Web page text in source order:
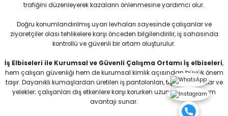
₺ 5.761
₺ 5.185
Trafik ve Reklam Konisi 50 cm Kauçuk Tabanlı MFK 3550
Yeni
Eksed
EKS-310 10 Metre Çelik Halatlı Geri Sarımlı Düşüş Durdurucu
₺ 9.769
₺ 13.626
EKS-312 12 Metre Çelik Halatlı Geri Sarımlı Düşüş Durdurucu
Naxoflex Tam Emniyetli Maket Bıçağı, otomatik geri çekilen emniyet
trafiğini düzenleyerek kazaların önlenmesine yardımcı olur.
Doğru konumlandırılmış uyarı levhaları sayesinde çalışanlar ve
ziyaretçiler olası tehlikelere karşı önceden bilgilendirilir, iş sahasında
kontrollü ve güvenli bir ortam oluşturulur.
İş Elbiseleri ile Kurumsal ve Güvenli Çalışma Ortamı İş elbiseleri,
hem çalışan güvenliği hem de kurumsal kimlik açısından büyük önem
taşır. Dayanıklı kumaşlardan üretilen iş pantolonları, tişörtler, montlar ve
yelekler; çalışanları dış etkenlere karşı korurken uzun süreli kullanım
avantajı sunar.